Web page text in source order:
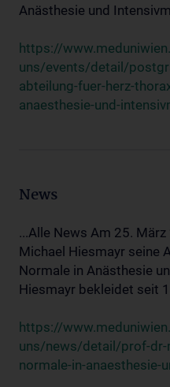
Anästhesie und
https://
uns/events/detail/
abteilung-fuer-herz-
anaesthesie-und-
News
...Alle News Am 25.
Michael Hiesmayr seine
Normale in Anästhesie
Hiesmayr bekleidet seit
https://
uns/news/detail/prof-dr-
normale-in-anaesthesie-